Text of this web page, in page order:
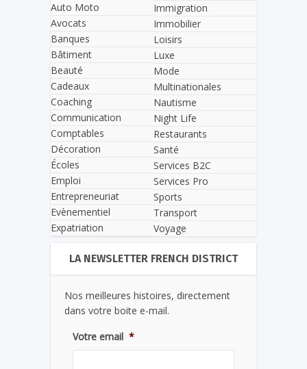
Auto Moto
Avocats
Banques
Bâtiment
Beauté
Cadeaux
Coaching
Communication
Comptables
Décoration
Écoles
Emploi
Entrepreneuriat
Evènementiel
Expatriation
Immigration
Immobilier
Loisirs
Luxe
Mode
Multinationales
Nautisme
Night Life
Restaurants
Santé
Services B2C
Services Pro
Sports
Transport
Voyage
LA NEWSLETTER FRENCH DISTRICT
Nos meilleures histoires, directement
dans votre boite e-mail.
Votre email *